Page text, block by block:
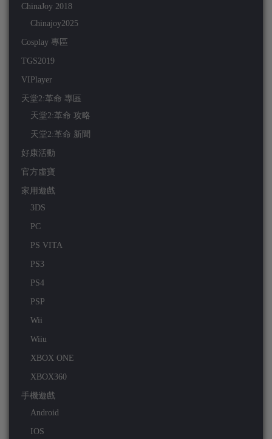
ChinaJoy 2018
Chinajoy2025
Cosplay 專區
TGS2019
VIPlayer
天堂2:革命 專區
天堂2:革命 攻略
天堂2:革命 新聞
好康活動
官方虛寶
家用遊戲
3DS
PC
PS VITA
PS3
PS4
PSP
Wii
Wiiu
XBOX ONE
XBOX360
手機遊戲
Android
IOS